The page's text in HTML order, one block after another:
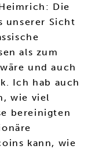
Die
unserer Sicht
als zum
und auch
Ich hab auch
wie viel
bereinigten
kann, wie